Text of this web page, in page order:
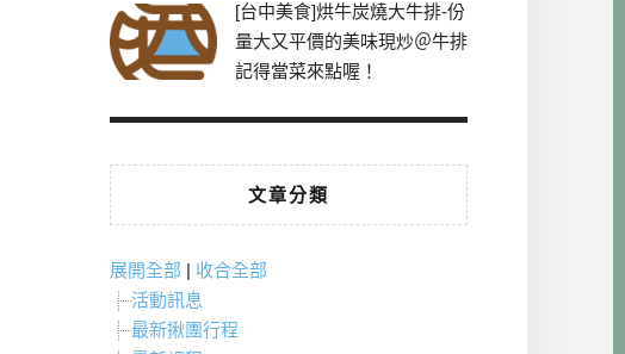
[台中美食]烘牛炭燒大牛排-份
量大又平價的美味現炒＠牛排
記得當菜來點喔！
文章分類
展開全部 | 收合全部
活動訊息
最新揪團行程